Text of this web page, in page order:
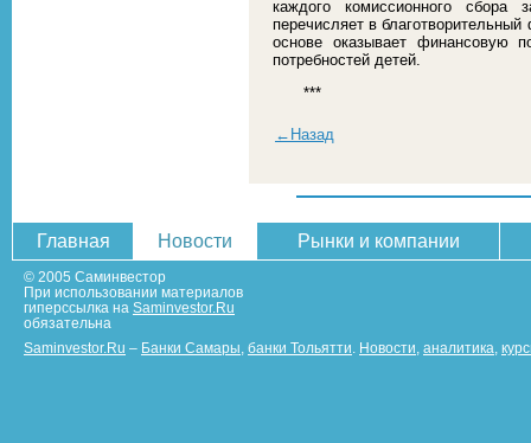
каждого комиссионного сбора
перечисляет в
основе оказывает финансовую
потребностей детей.
***
←Назад
Главная Новости Рынки и компании
© 2005 Саминвестор
При использовании материалов
гиперссылка на Saminvestor.Ru
обязательна
Saminvestor.Ru – Банки Самары банки Тольятти Новости аналитика